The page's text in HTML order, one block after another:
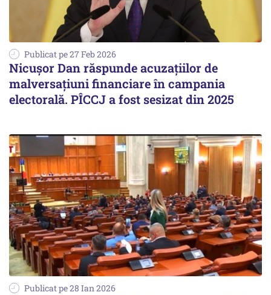
Publicat pe 27 Feb 2026
Nicușor Dan răspunde acuzațiilor de
malversațiuni financiare în campania
electorală. PÎCCJ a fost sesizat din 2025
Publicat pe 28 Ian 2026